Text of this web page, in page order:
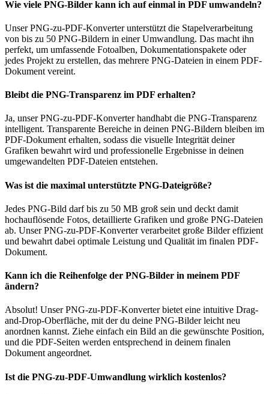
Wie viele PNG-Bilder kann ich auf einmal in PDF umwandeln?
Unser PNG-zu-PDF-Konverter unterstützt die Stapelverarbeitung
von bis zu 50 PNG-Bildern in einer Umwandlung. Das macht ihn
perfekt, um umfassende Fotoalben, Dokumentationspakete oder
jedes Projekt zu erstellen, das mehrere PNG-Dateien in einem PDF-
Dokument vereint.
Bleibt die PNG-Transparenz im PDF erhalten?
Ja, unser PNG-zu-PDF-Konverter handhabt die PNG-Transparenz
intelligent. Transparente Bereiche in deinen PNG-Bildern bleiben im
PDF-Dokument erhalten, sodass die visuelle Integrität deiner
Grafiken bewahrt wird und professionelle Ergebnisse in deinen
umgewandelten PDF-Dateien entstehen.
Was ist die maximal unterstützte PNG-Dateigröße?
Jedes PNG-Bild darf bis zu 50 MB groß sein und deckt damit
hochauflösende Fotos, detaillierte Grafiken und große PNG-Dateien
ab. Unser PNG-zu-PDF-Konverter verarbeitet große Bilder effizient
und bewahrt dabei optimale Leistung und Qualität im finalen PDF-
Dokument.
Kann ich die Reihenfolge der PNG-Bilder in meinem PDF
ändern?
Absolut! Unser PNG-zu-PDF-Konverter bietet eine intuitive Drag-
and-Drop-Oberfläche, mit der du deine PNG-Bilder leicht neu
anordnen kannst. Ziehe einfach ein Bild an die gewünschte Position,
und die PDF-Seiten werden entsprechend in deinem finalen
Dokument angeordnet.
Ist die PNG-zu-PDF-Umwandlung wirklich kostenlos?